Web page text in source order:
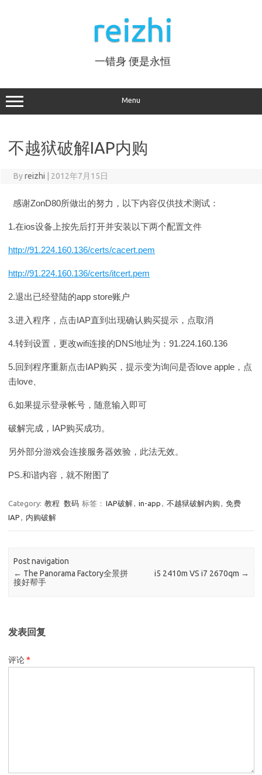
reizhi
一错身 便是永恒
Menu
不越狱破解IAP内购
Byreizhi 2012年7月15日
感谢ZonD80所做出的努力，以下内容仅供技术测试：
1.在ios设备上按先后打开并安装以下两个配置文件
http://91.224.160.136/certs/cacert.pem
http://91.224.160.136/certs/itcert.pem
2.退出已经登陆的app store账户
3.进入程序，点击IAP直到出现确认购买提示，点取消
4.转到设置，更改wifi连接的DNS地址为：91.224.160.136
5.回到程序重新点击IAP购买，提示变为询问是否love apple，点
击love、
6.如果提示登录帐号，随意输入即可
破解完成，IAP购买成功。
另外部分游戏会连接服务器效验，此法无效。
PS.和谐内容，就不附图了
Category: 教程 数码 标签： IAP破解, in-app , 不越狱破解内购 , 免费
IAP , 内购破解
Post navigation
← The Panorama Factory全景拼
接好帮手
i5 2410m VS i7 2670qm →
发表回复
评论*